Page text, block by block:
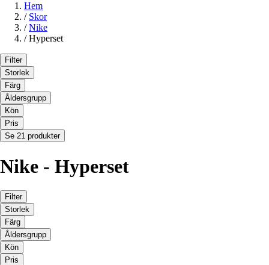
Hem
/ Skor
/ Nike
/ Hyperset
Filter
Storlek
Färg
Åldersgrupp
Kön
Pris
Se 21 produkter
Nike - Hyperset
Filter
Storlek
Färg
Åldersgrupp
Kön
Pris